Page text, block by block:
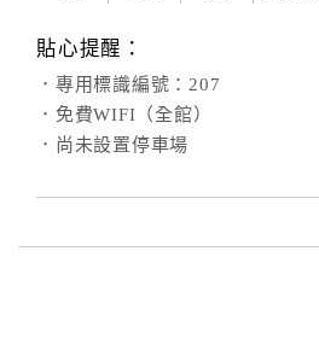
貼心提醒：
．專用標識編號：207
．免費WIFI（全館）
．尚未設置停車場